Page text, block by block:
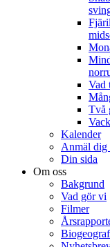
Vad
Två
Kalender
Anmäl dig
Din sida
Om oss
Bakgrund
Vad gör vi
Filmer